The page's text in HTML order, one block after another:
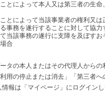
とによって本人又は第三者の生
とによって当該事業者の権利又
事務を遂行することに対して協
当該事務の遂行に支障を及ぼすお
合
タの本人またはその代理人から
用の停止または消去」「第三者
報は「マイページ」にログイン